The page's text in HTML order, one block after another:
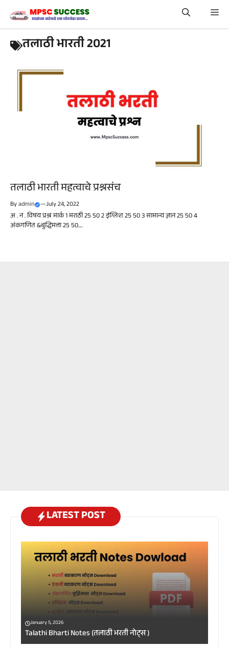
content
तलाठी भारती 2021
तलाठी भारती महत्वाचे प्रश्नसंच
Byadmin —July 24, 2022
अ . न . विषय प्रश्न मार्क 1 मराठी 25 50 2 इंग्लिश 25 50 3 सामान्य ज्ञान 25 50 4
अंकगणित &बुद्धिमत्ता 25 50....
LATEST POST
January 5, 2026
Talathi Bharti Notes (तलाठी भरती नोट्स )